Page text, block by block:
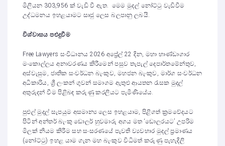
මිලියන 303,956 ක් වැඩි වී ඇත. ‍මෙම මුදල් නෝට්ටු වැඩිවීම
උද්ධමනය ඉහළයාමට සෘජු ලෙස බලපානු ලබයි.
විශ්වාසය පළුදුවීම
Free Lawyers සංවිධානය 2026 අප්‍රේල් 22 දින, මහා භාණ්ඩාගාර
මංකොල්ලය අනාවරණය කිරීමෙන් පසුව තැපැල් දෙපාර්තමේන්තුව,
අස්වැසුම, ජාතික සංවර්ධන බැංකුව, මහජන බැංකුව, මාර්ග සංවර්ධන
අධිකාරිය, ශ්‍රී ලංකන් ගුවන් සමාගම ඇතුළු ආයතන රැසක මුදල්
අතුරුදන් වීම පිළිබඳ කරුණු කරලියට පැමිණියේය.
පුළුල් මුදල් සැපයුම අසමාන්‍ය ලෙස ඉහළයාම, පිළිගත් ක්‍රමවේදයට
පිටින් අන්තර් බැංකු ඩොලර් හුවමාරු අගය මත ‘ඩොලරයට’ උපරිම
මිලක් නියම කිරීම සහ සංසරණයේ පැවති ව්‍යවහාර මුදල් ප්‍රමාණය
(නෝට්ටු) ඉහළ යාම ගැන මහ බැංකුව විධිමත් කරුණු පැහැදිලි